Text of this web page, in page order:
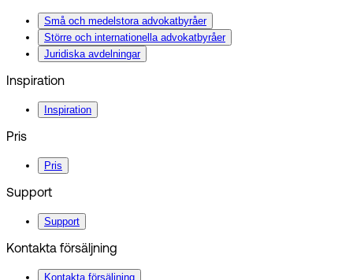
Små och medelstora advokatbyråer
Större och internationella advokatbyråer
Juridiska avdelningar
Inspiration
Inspiration
Pris
Pris
Support
Support
Kontakta försäljning
Kontakta försäljning